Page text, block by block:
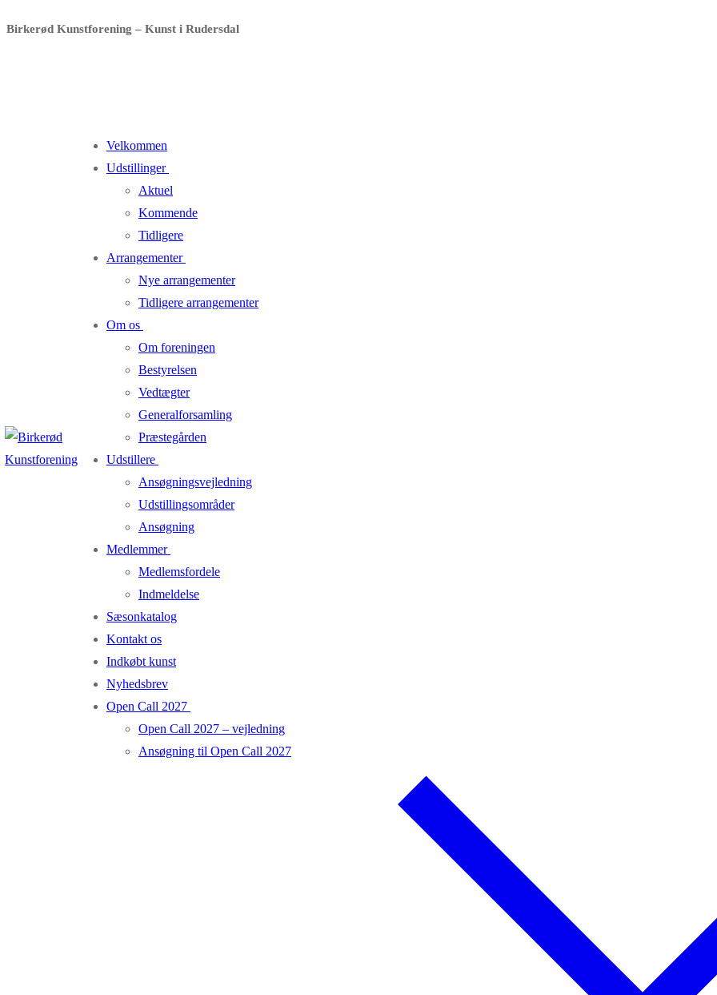
Birkerød Kunstforening – Kunst i Rudersdal
Velkommen
Udstillinger
Aktuel
Kommende
Tidligere
Arrangementer
Nye arrangementer
Tidligere arrangementer
Om os
Om foreningen
Bestyrelsen
Vedtægter
Generalforsamling
Præstegården
Udstillere
Ansøgningsvejledning
Udstillingsområder
Ansøgning
Medlemmer
Medlemsfordele
Indmeldelse
Sæsonkatalog
Kontakt os
Indkøbt kunst
Nyhedsbrev
Open Call 2027
Open Call 2027 – vejledning
Ansøgning til Open Call 2027